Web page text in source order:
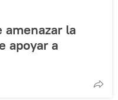
amenazar la
apoyar a